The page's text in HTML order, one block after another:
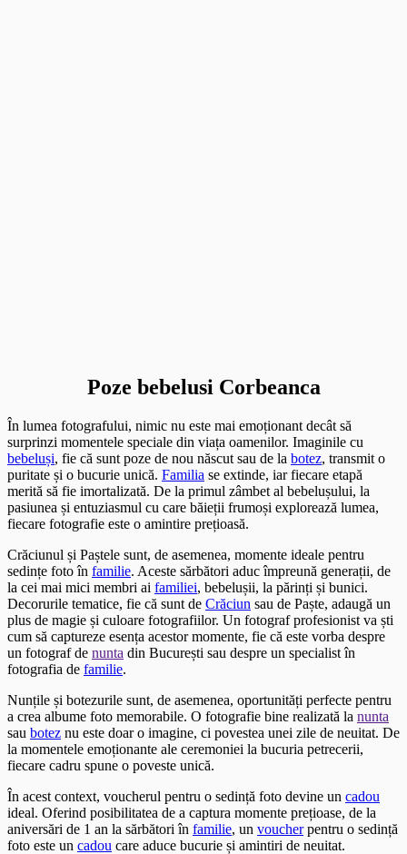
Poze bebelusi Corbeanca
În lumea fotografului, nimic nu este mai emoționant decât să
surprinzi momentele speciale din viața oamenilor. Imaginile cu
bebeluși, fie că sunt poze de nou născut sau de la botez, transmit o
puritate și o bucurie unică. Familia se extinde, iar fiecare etapă
merită să fie imortalizată. De la primul zâmbet al bebelușului, la
pasiunea și entuziasmul cu care băieții frumoși explorează lumea,
fiecare fotografie este o amintire prețioasă.
Crăciunul și Paștele sunt, de asemenea, momente ideale pentru
sedințe foto în familie. Aceste sărbători aduc împreună generații, de
la cei mai mici membri ai familiei, bebelușii, la părinți și bunici.
Decorurile tematice, fie că sunt de Crăciun sau de Paște, adaugă un
plus de magie și culoare fotografiilor. Un fotograf profesionist va ști
cum să captureze esența acestor momente, fie că este vorba despre
un fotograf de nunta din București sau despre un specialist în
fotografia de familie.
Nunțile și botezurile sunt, de asemenea, oportunități perfecte pentru
a crea albume foto memorabile. O fotografie bine realizată la nunta
sau botez nu este doar o imagine, ci povestea unei zile de neuitat. De
la momentele emoționante ale ceremoniei la bucuria petrecerii,
fiecare cadru spune o poveste unică.
În acest context, voucherul pentru o sedință foto devine un cadou
ideal. Oferind posibilitatea de a captura momente prețioase, de la
aniversări de 1 an la sărbători în familie, un voucherpentru o sedință
foto este un cadou care aduce bucurie și amintiri de neuitat.